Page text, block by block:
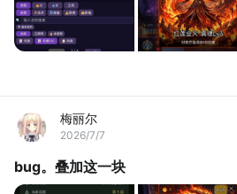
抽到强覆就丢覆盖区。腾手牌等3buff卡
都升到三级。把三个buff卡丢了最后丢
抽到关键牌就用墓地打捞回来，带升级的
梅丽尔
2026/7/7
bug。叠加这一块